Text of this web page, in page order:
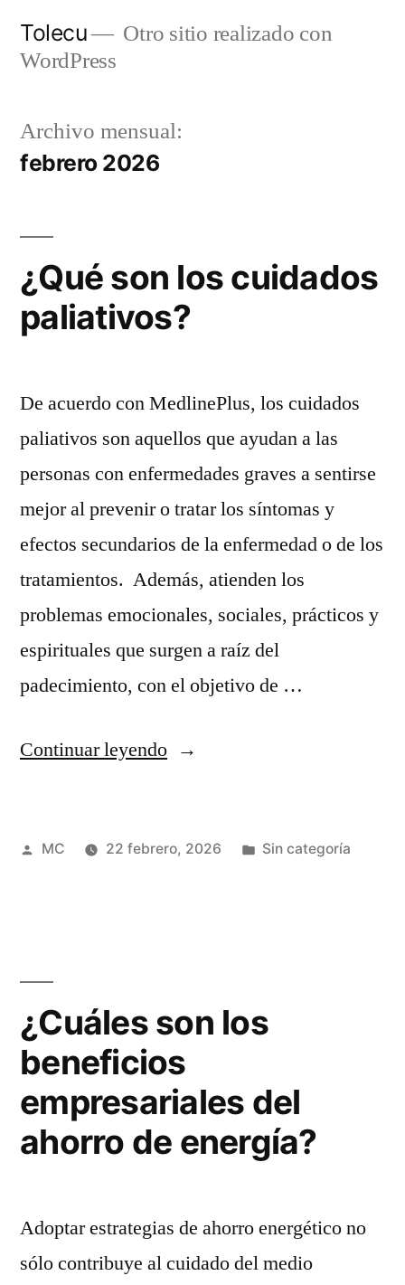
Tolecu
Otro sitio realizado con
WordPress
Archivo mensual:
febrero 2026
¿Qué son los cuidados
paliativos?
De acuerdo con MedlinePlus, los cuidados
paliativos son aquellos que ayudan a las
personas con enfermedades graves a sentirse
mejor al prevenir o tratar los síntomas y
efectos secundarios de la enfermedad o de los
tratamientos. Además, atienden los
problemas emocionales, sociales, prácticos y
espirituales que surgen a raíz del
padecimiento, con el objetivo de …
Continuar leyendo“¿Qué
cuidados
Publicado
MC 22 febrero, 2026
Publicada
Sin categoría
¿Cuáles son los
beneficios
empresariales del
ahorro de energía?
Adoptar estrategias de ahorro energético no
sólo contribuye al cuidado del medio